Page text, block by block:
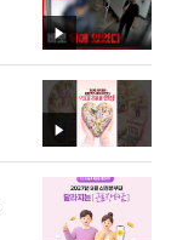
영
상
영
상